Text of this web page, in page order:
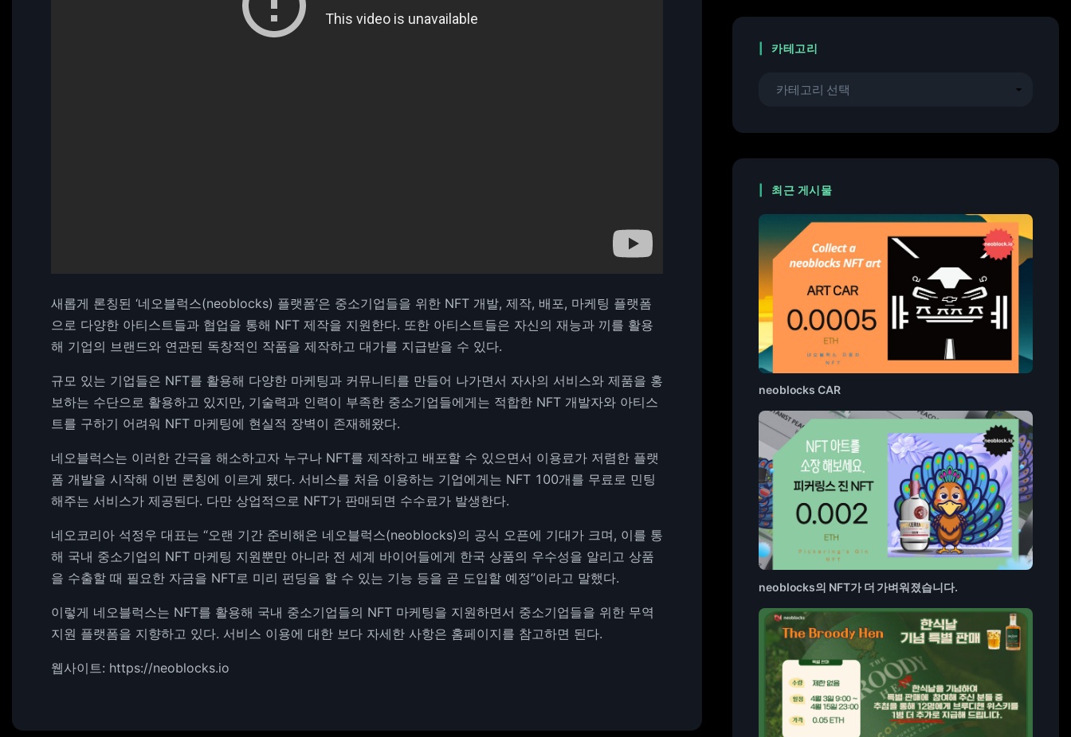
새롭게 론칭된 ‘네오블럭스(neoblocks) 플랫폼’은 중소기업들을 위한 NFT 개발, 제작, 배포, 마케팅 플랫폼
으로 다양한 아티스트들과 협업을 통해 NFT 제작을 지원한다. 또한 아티스트들은 자신의 재능과 끼를 활용
해 기업의 브랜드와 연관된 독창적인 작품을 제작하고 대가를 지급받을 수 있다.
규모 있는 기업들은 NFT를 활용해 다양한 마케팅과 커뮤니티를 만들어 나가면서 자사의 서비스와 제품을 홍
보하는 수단으로 활용하고 있지만, 기술력과 인력이 부족한 중소기업들에게는 적합한 NFT 개발자와 아티스
트를 구하기 어려워 NFT 마케팅에 현실적 장벽이 존재해왔다.
네오블럭스는 이러한 간극을 해소하고자 누구나 NFT를 제작하고 배포할 수 있으면서 이용료가 저렴한 플랫
폼 개발을 시작해 이번 론칭에 이르게 됐다. 서비스를 처음 이용하는 기업에게는 NFT 100개를 무료로 민팅
해주는 서비스가 제공된다. 다만 상업적으로 NFT가 판매되면 수수료가 발생한다.
네오코리아 석정우 대표는 “오랜 기간 준비해온 네오블럭스(neoblocks)의 공식 오픈에 기대가 크며, 이를 통
해 국내 중소기업의 NFT 마케팅 지원뿐만 아니라 전 세계 바이어들에게 한국 상품의 우수성을 알리고 상품
을 수출할 때 필요한 자금을 NFT로 미리 펀딩을 할 수 있는 기능 등을 곧 도입할 예정”이라고 말했다.
이렇게 네오블럭스는 NFT를 활용해 국내 중소기업들의 NFT 마케팅을 지원하면서 중소기업들을 위한 무역
지원 플랫폼을 지향하고 있다. 서비스 이용에 대한 보다 자세한 사항은 홈페이지를 참고하면 된다.
웹사이트: https://neoblocks.io
카테고리
최근 게시물
neoblocks CAR
neoblocks의 NFT가 더 가벼워졌습니다.